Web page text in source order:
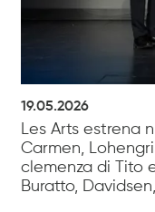
19.05.2026
Les Arts estrena
Carmen,
clemenza di Tito
Buratto,